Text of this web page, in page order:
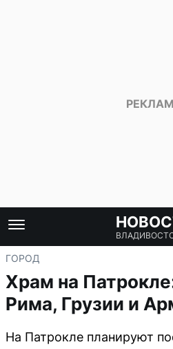
ГОРОД
Храм на
Рима, Грузии и
На Патрокле планируют